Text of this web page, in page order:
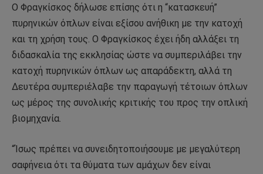
Ο Φραγκίσκος δήλωσε επίσης ότι η “κατασκευή”
πυρηνικών όπλων είναι εξίσου ανήθικη με την κατοχή
και τη χρήση τους. Ο Φραγκίσκος έχει ήδη αλλάξει τη
διδασκαλία της εκκλησίας ώστε να συμπεριλάβει την
κατοχή πυρηνικών όπλων ως απαράδεκτη, αλλά τη
Δευτέρα συμπεριέλαβε την παραγωγή τέτοιων όπλων
ως μέρος της συνολικής κριτικής του προς την οπλική
βιομηχανία.
“Ίσως πρέπει να συνειδητοποιήσουμε με μεγαλύτερη
σαφήνεια ότι τα θύματα των αμάχων δεν είναι